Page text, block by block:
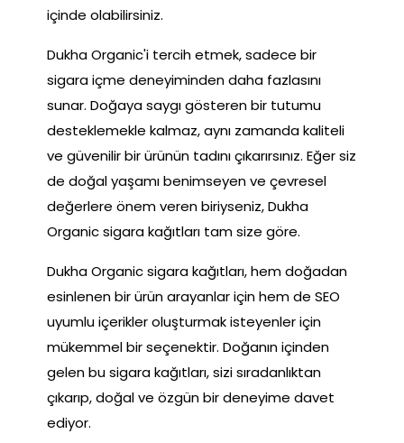
içinde olabilirsiniz.
Dukha Organic'i tercih etmek, sadece bir
sigara içme deneyiminden daha fazlasını
sunar. Doğaya saygı gösteren bir tutumu
desteklemekle kalmaz, aynı zamanda kaliteli
ve güvenilir bir ürünün tadını çıkarırsınız. Eğer siz
de doğal yaşamı benimseyen ve çevresel
değerlere önem veren biriyseniz, Dukha
Organic sigara kağıtları tam size göre.
Dukha Organic sigara kağıtları, hem doğadan
esinlenen bir ürün arayanlar için hem de SEO
uyumlu içerikler oluşturmak isteyenler için
mükemmel bir seçenektir. Doğanın içinden
gelen bu sigara kağıtları, sizi sıradanlıktan
çıkarıp, doğal ve özgün bir deneyime davet
ediyor.